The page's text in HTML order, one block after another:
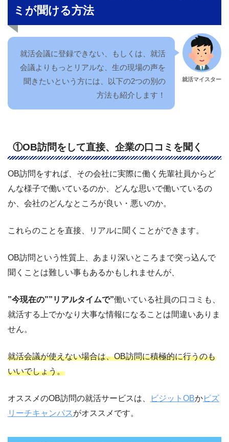
ミが聞ける方法
就活マイスター
就活会議に登録できない、もしくは、就活
会議よりもっとリアルな、生の現場の声を
聞きたいという方には、以下の2つの別の
方法も紹介します！
①OB訪問をして直接、企業の口コミを聞く
OB訪問をすれば、その会社に実際に働く先輩社員からど
んな様子で働いているのか、どんな思いで働いているの
か、会社のどんなところが良い・悪いのか。
これらのことを直接、リアルに聞くことができます。
OB訪問という性質上、あまり深いところまで突っ込んで
聞くことは難しい事もあるかもしれませんが、
”今現在の””リアルタイムで”働いている社員の口コミも、
就活する上でかなり大事な情報になることは間違いありま
せん。
就活会議が使えない場合は、OB訪問に積極的に行うのも
いいでしょう。
オススメのOB訪問の就活サービスは、 ビジットOBかビズ
リーチキャンパス がオススメです。